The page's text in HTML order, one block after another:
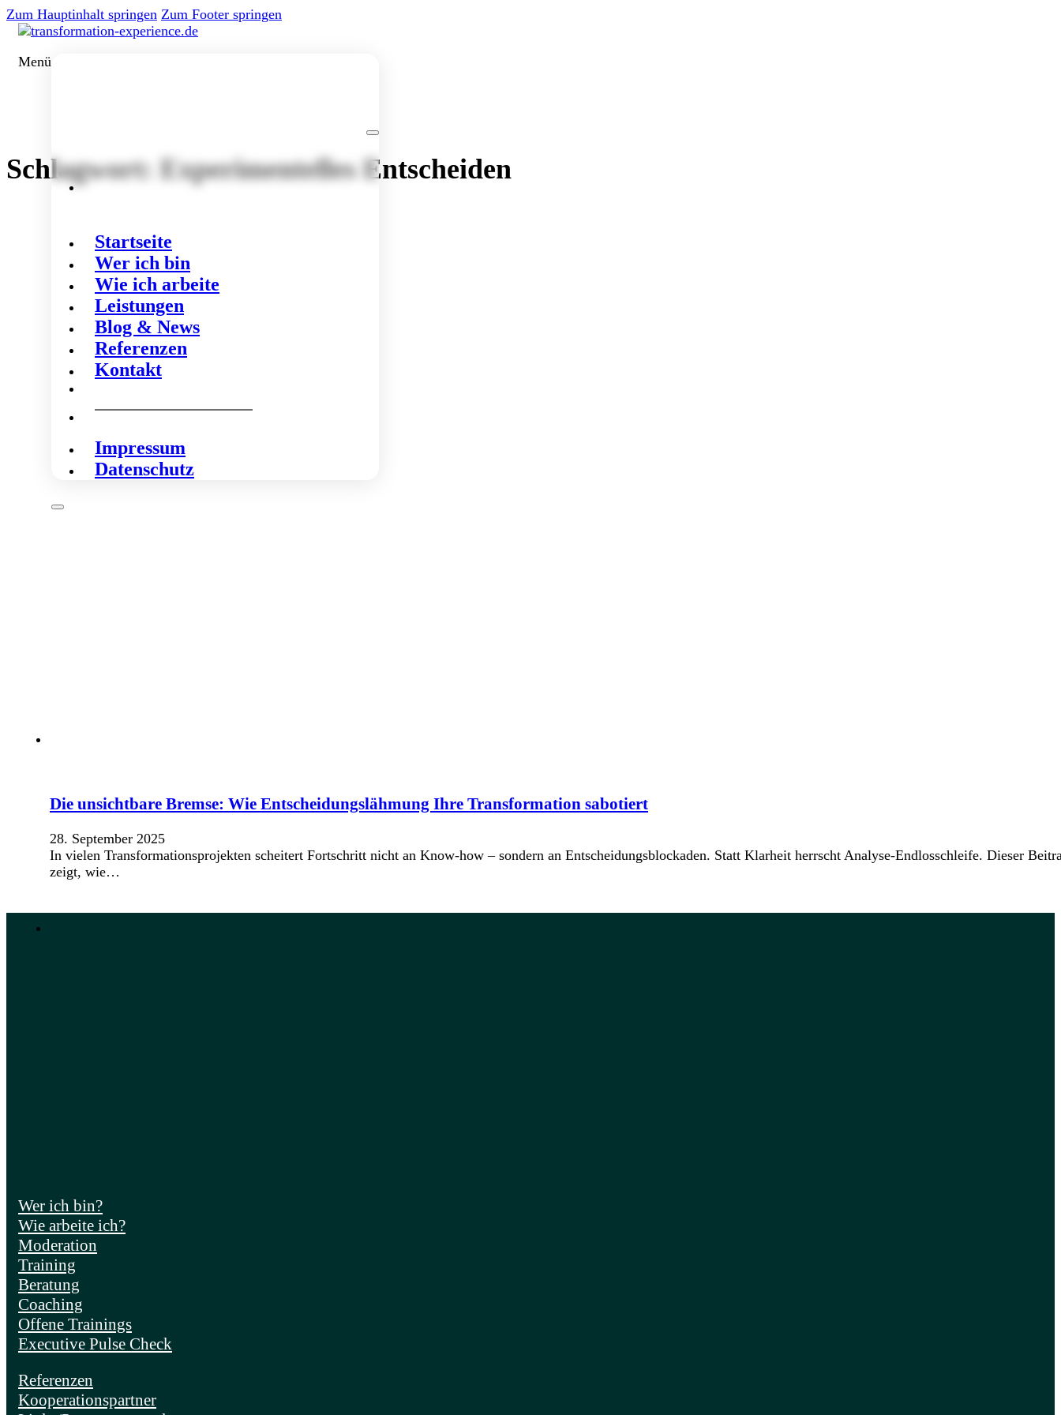
Zum Hauptinhalt springen Zum Footer springen
Menü
Startseite
Wer ich bin
Wie ich arbeite
Leistungen
Blog & News
Referenzen
Kontakt
Impressum
Datenschutz
Schlagwort: Experimentelles Entscheiden
Die unsichtbare Bremse: Wie Entscheidungslähmung Ihre Transformation sabotiert
28. September 2025
In vielen Transformationsprojekten scheitert Fortschritt nicht an Know-how – sondern an Entscheidungsblockaden. Statt Klarheit herrscht Analyse-Endlosschleife. Dieser
zeigt, wie…
Wer ich bin?
Wie arbeite ich?
Moderation
Training
Beratung
Coaching
Offene Trainings
Executive Pulse Check
Referenzen
Kooperationspartner